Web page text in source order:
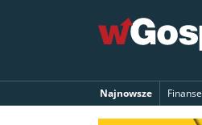
Najnowsze Finanse